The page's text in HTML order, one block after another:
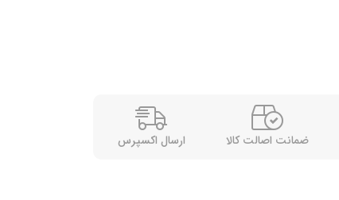
ضمانت اصالت کالا ارسال اکسپرس